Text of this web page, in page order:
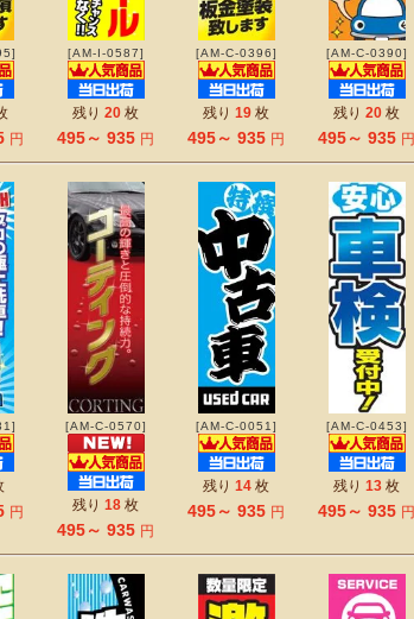
円
[AM-I-0587]
残り 20 枚
495～ 935 円
[AM-C-0396]
残り 19 枚
495～ 935 円
[AM-C-0390]
残り 20 枚
495～ 935 円
円
[AM-C-0570]
残り 18 枚
495～ 935 円
[AM-C-0051]
残り 14 枚
495～ 935 円
[AM-C-0453]
残り 13 枚
495～ 935 円